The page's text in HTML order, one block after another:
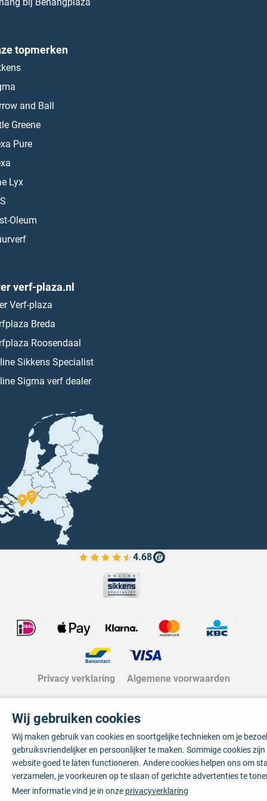
topmerken
and Ball
Greene
Pure
Lyx
Oleum
verf-plaza.nl
Verf-plaza
Breda
Roosendaal
Sikkens Specialist
Sigma verf dealer
4.68
Bekijk de verfplaza beoordelingen
Privacy verklaring Algemene voorwaarden
Wij gebruiken cookies
Wij maken gebruik van cookies en soortgelijke technieken om je
gebruiksvriendelijker en persoonlijker te maken. Sommige cookies
website goed te laten functioneren. Andere cookies helpen ons om
verzamelen, je voorkeuren op te slaan of gerichte advertenties te
Meer informatie vind je in onze privacyverklaring